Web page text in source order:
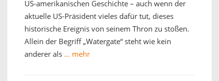
US-amerikanischen Geschichte – auch wenn der
aktuelle US-Präsident vieles dafür tut, dieses
historische Ereignis von seinem Thron zu stoßen.
Allein der Begriff „Watergate“ steht wie kein
anderer als … mehr